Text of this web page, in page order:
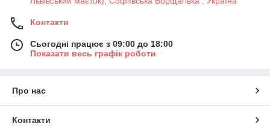
Контакти
Сьогодні працює з 09:00 до 18:00
Показати весь графік роботи
Про нас
Контакти